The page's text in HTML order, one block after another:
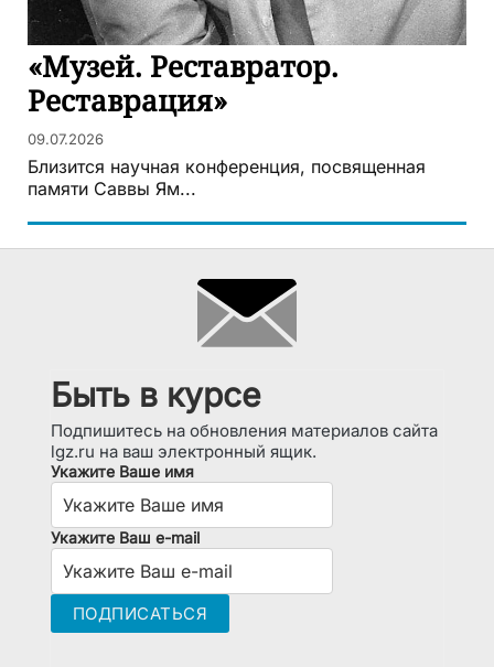
«Музей. Реставратор.
Реставрация»
09.07.2026
Близится научная конференция, посвященная
памяти Саввы Ям...
Быть в курсе
Подпишитесь на обновления материалов сайта
lgz.ru на ваш электронный ящик.
Укажите Ваше имя
Укажите Ваш e-mail